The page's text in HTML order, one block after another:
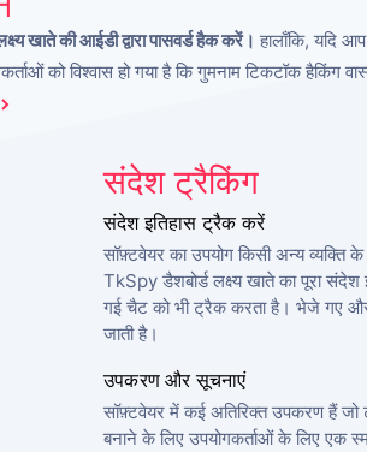
खाते की आईडी द्वारा पासवर्ड हैक करें। हालाँकि, यदि
को विश्वास हो गया है कि गुमनाम टिकटॉक हैकिंग
संदेश ट्रैकिंग
संदेश इतिहास ट्रैक करें
सॉफ़्टवेयर का उपयोग किसी अन्य व्यक्ति
TkSpy डैशबोर्ड लक्ष्य खाते का पूरा
गई चैट को भी ट्रैक करता है। भेजे गए और
जाती है।
उपकरण और सूचनाएं
सॉफ़्टवेयर में कई अतिरिक्त उपकरण हैं
बनाने के लिए उपयोगकर्ताओं के लिए एक